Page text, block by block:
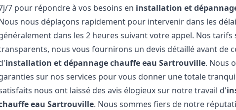
7 pour répondre à vos besoins en installation et
nous déplaçons rapidement pour intervenir dans les
dans les 2 heures suivant votre appel. Nos
nous vous fournirons un devis détaillé avant de
installation et dépannage chauffe eau Sartrouville. Nous
sur nos services pour vous donner une totale
nous ont laissé des avis élogieux sur notre travail d'
eau Sartrouville. Nous sommes fiers de notre